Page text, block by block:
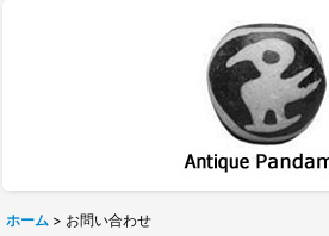
ホーム > お問い合わせ